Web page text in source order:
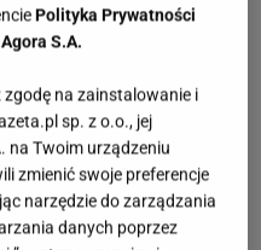
Polityka Prywatności
S.A.
zgodę na zainstalowanie i
sp. z o.o., jej
na Twoim urządzeniu
zmienić swoje preferencje
narzędzie do zarządzania
danych poprzez